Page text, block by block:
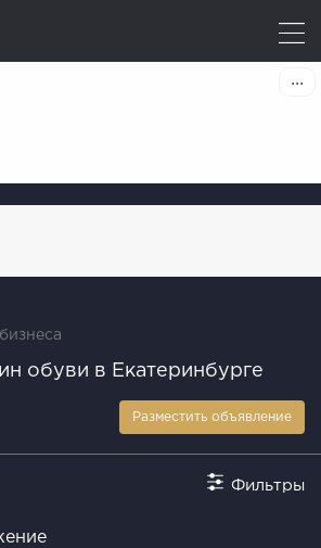
обуви в Екатеринбурге
Разместить объявление
Фильтры